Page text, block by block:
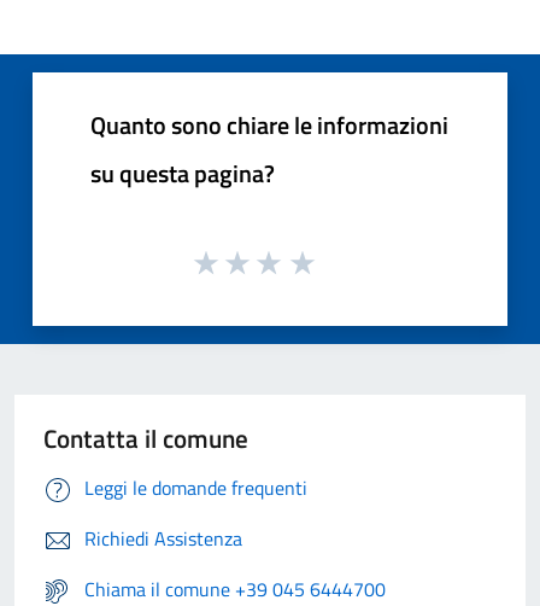
Quanto sono chiare le informazioni
su questa pagina?
Contatta il comune
Leggi le domande frequenti
Richiedi Assistenza
Chiama il comune +39 045 6444700